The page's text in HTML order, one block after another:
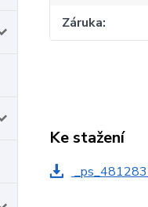
Záruka
Ke stažení